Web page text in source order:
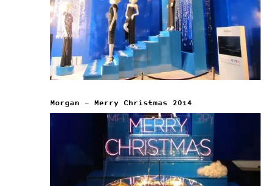
Morgan – Merry Christmas 2014